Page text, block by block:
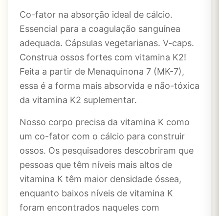
Co-fator na absorção ideal de cálcio.
Essencial para a coagulação sanguínea
adequada. Cápsulas vegetarianas. V-caps.
Construa ossos fortes com vitamina K2!
Feita a partir de Menaquinona 7 (MK-7),
essa é a forma mais absorvida e não-tóxica
da vitamina K2 suplementar.
Nosso corpo precisa da vitamina K como
um co-fator com o cálcio para construir
ossos. Os pesquisadores descobriram que
pessoas que têm níveis mais altos de
vitamina K têm maior densidade óssea,
enquanto baixos níveis de vitamina K
foram encontrados naqueles com